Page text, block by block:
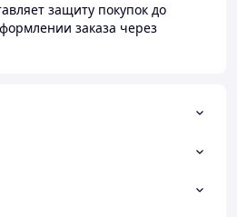
защиту покупок до
заказа через